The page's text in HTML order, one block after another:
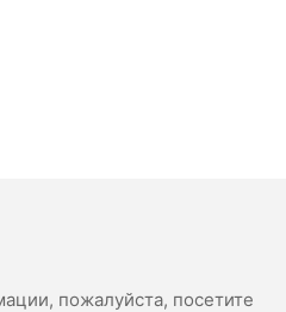
пожалуйста, посетите